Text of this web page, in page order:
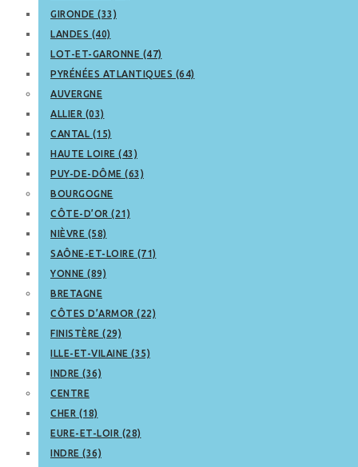
GIRONDE (33)
LANDES (40)
LOT-ET-GARONNE (47)
PYRÉNÉES ATLANTIQUES (64)
AUVERGNE
ALLIER (03)
CANTAL (15)
HAUTE LOIRE (43)
PUY-DE-DÔME (63)
BOURGOGNE
CÔTE-D’OR (21)
NIÈVRE (58)
SAÔNE-ET-LOIRE (71)
YONNE (89)
BRETAGNE
CÔTES D’ARMOR (22)
FINISTÈRE (29)
ILLE-ET-VILAINE (35)
INDRE (36)
CENTRE
CHER (18)
EURE-ET-LOIR (28)
INDRE (36)